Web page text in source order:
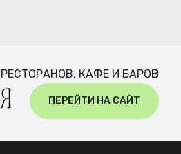
КАФЕ И БАРОВ
ПЕРЕЙТИ НА САЙТ